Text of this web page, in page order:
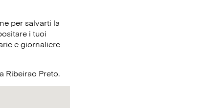
per salvarti la
i tuoi
e giornaliere
Ribeirao Preto.